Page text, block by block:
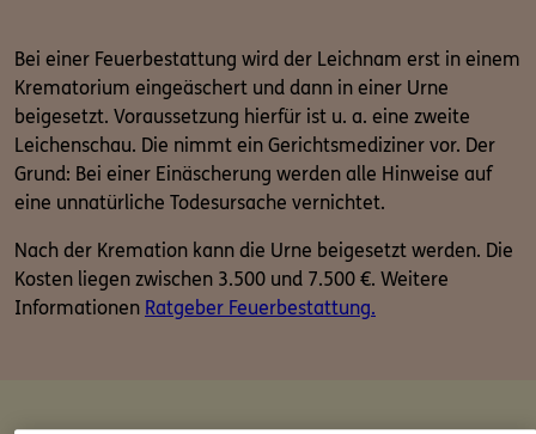
Bei einer Feuerbestattung wird der Leichnam erst in einem
Krematorium eingeäschert und dann in einer Urne
beigesetzt. Voraussetzung hierfür ist u. a. eine zweite
Leichenschau. Die nimmt ein Gerichtsmediziner vor. Der
Grund: Bei einer Einäscherung werden alle Hinweise auf
eine unnatürliche Todesursache vernichtet.
Nach der Kremation kann die Urne beigesetzt werden. Die
Kosten liegen zwischen 3.500 und 7.500 €. Weitere
Informationen Ratgeber Feuerbestattung.